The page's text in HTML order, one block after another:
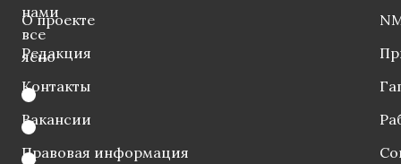
нами
все
ясно
О проекте
Редакция
Контакты
Вакансии
Правовая информация